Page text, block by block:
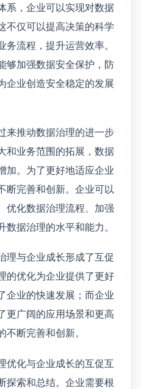
系，企业可以实现对数据
不仅可以提高决策的科学
流程，提升运营效率。
够加强数据安全保护，防
企业创造安全稳定的发展
来推动数据治理的进一步
和业务范围的拓展，数据
加。为了更好地适应企业
断完善和创新。企业可以
优化数据治理流程、加强
数据治理的水平和能力。
理与企业成长形成了互促
的优化为企业提供了更好
企业的快速发展；而企业
更广阔的应用场景和更高
断完善和创新。
优化与企业成长的互促互
探索和总结。企业需要根